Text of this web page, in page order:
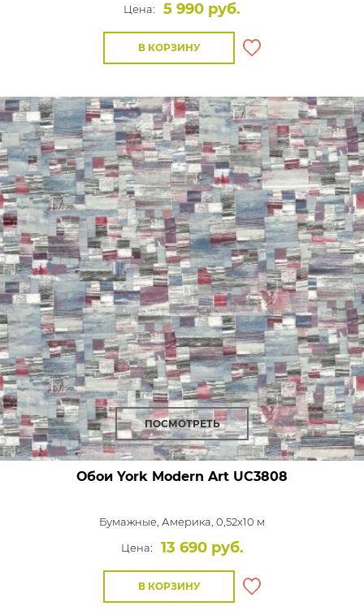
Цена:
5 990 руб.
В КОРЗИНУ
ПОСМОТРЕТЬ
Обои York Modern Art UC3808
Бумажные, Америка, 0,52x10 м
Цена:
13 690 руб.
В КОРЗИНУ